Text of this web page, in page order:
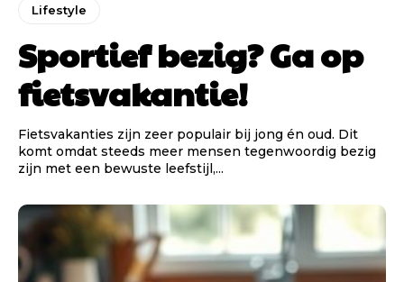
Lifestyle
Sportief bezig? Ga op
fietsvakantie!
Fietsvakanties zijn zeer populair bij jong én oud. Dit
komt omdat steeds meer mensen tegenwoordig bezig
zijn met een bewuste leefstijl,...